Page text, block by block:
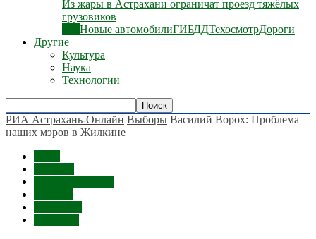
Из жары в Астрахани ограничат проезд тяжёлых
грузовиков
Новые автомобилиГИБДДТехосмотрДороги
Другие
Культура
Наука
Технологии
РИА Астрахань-Онлайн Выборы Василий Ворох: Проблема
наших мэров в Жилкине